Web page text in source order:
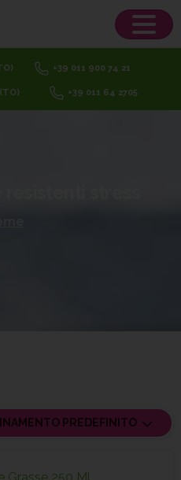
+39 011 900 74 21
+39 011 64 2705
PREDEFINITO